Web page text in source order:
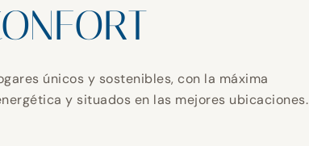
únicos y sostenibles, con la máxima
y situados en las mejores ubicaciones.